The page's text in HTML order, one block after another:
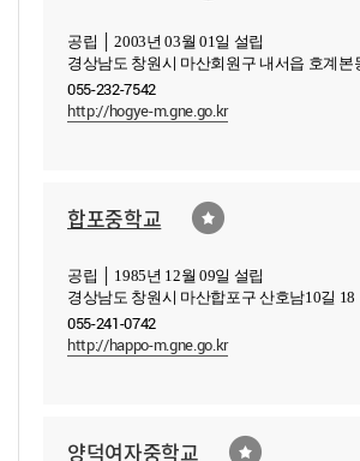
공립 │ 2003년 03월 01일 설립
경상남도 창원시 마산회원구 내서읍 호계본
055-232-7542
http://hogye-m.gne.go.kr
합포중학교
공립 │ 1985년 12월 09일 설립
경상남도 창원시 마산합포구 산호남10길 18
055-241-0742
http://happo-m.gne.go.kr
양덕여자중학교